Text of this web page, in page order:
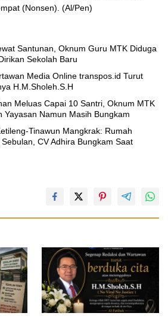
(Nonsen). (Al/Pen)
Santunan, Oknum Guru MTK Diduga
Sekolah Baru
Media Online transpos.id Turut
H.M.Sholeh.S.H
Meluas Capai 10 Santri, Oknum MTK
Yayasan Namun Masih Bungkam
Tinawun Mangkrak: Rumah
CV Adhira Bungkam Saat